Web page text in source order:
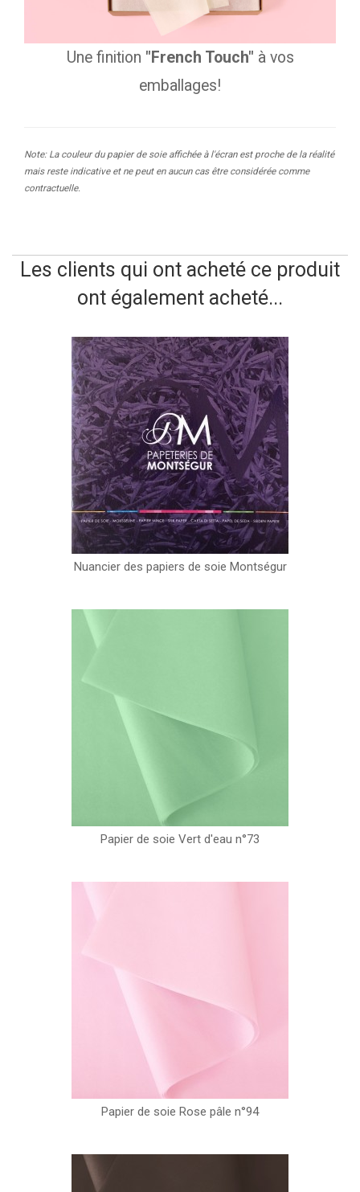
Une finition "French Touch" à vos
emballages!
Note: La couleur du papier de soie affichée à l'écran est proche de la réalité
mais reste indicative et ne peut en aucun cas être considérée comme
contractuelle.
Les clients qui ont acheté ce produit
ont également acheté...
Nuancier des papiers de soie Montségur
Papier de soie Vert d'eau n°73
Papier de soie Rose pâle n°94